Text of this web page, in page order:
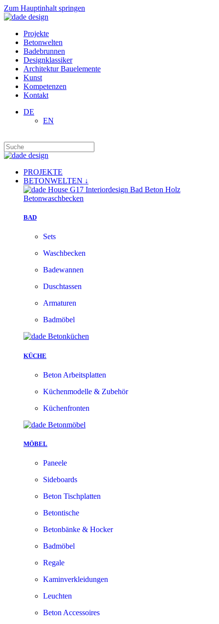
Zum Hauptinhalt springen
Projekte
Betonwelten
Badebrunnen
Designklassiker
Architektur Bauelemente
Kunst
Kompetenzen
Kontakt
DE
EN
PROJEKTE
BETONWELTEN ↓
BAD
Sets
Waschbecken
Badewannen
Duschtassen
Armaturen
Badmöbel
KÜCHE
Beton Arbeitsplatten
Küchenmodelle & Zubehör
Küchenfronten
MÖBEL
Paneele
Sideboards
Beton Tischplatten
Betontische
Betonbänke & Hocker
Badmöbel
Regale
Kaminverkleidungen
Leuchten
Beton Accessoires